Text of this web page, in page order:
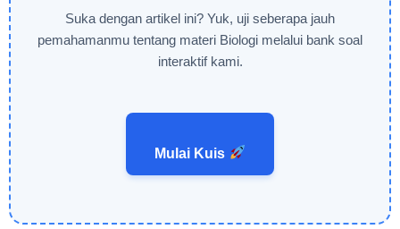
Suka dengan artikel ini? Yuk, uji seberapa jauh
pemahamanmu tentang materi Biologi melalui bank soal
interaktif kami.
Mulai Kuis